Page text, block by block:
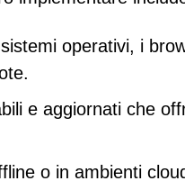
operativi, i
e aggiornati che
o in ambienti